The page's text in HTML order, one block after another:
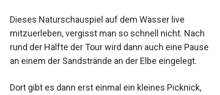
Dieses Naturschauspiel auf dem Wasser live
mitzuerleben, vergisst man so schnell nicht. Nach
rund der Hälfte der Tour wird dann auch eine Pause
an einem der Sandstrände an der Elbe eingelegt.
Dort gibt es dann erst einmal ein kleines Picknick,